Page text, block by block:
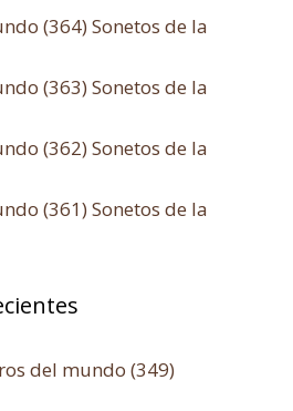
(364) Sonetos de la
(363) Sonetos de la
(362) Sonetos de la
(361) Sonetos de la
del mundo (349)